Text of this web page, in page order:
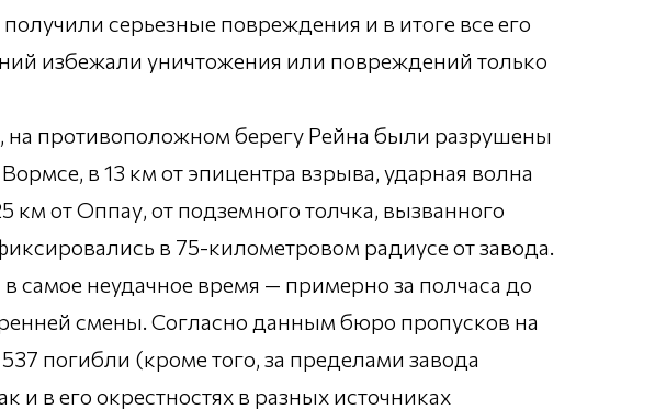
серьезные повреждения и в итоге все его
избежали уничтожения или повреждений только
на противоположном берегу Рейна были разрушены
в 13 км от эпицентра взрыва, ударная волна
км от Оппау, от подземного толчка, вызванного
в 75-километровом радиусе от завода.
неудачное время — примерно за полчаса до
смены. Согласно данным бюро пропусков на
погибли (кроме того, за пределами завода
и в его окрестностях в разных источниках